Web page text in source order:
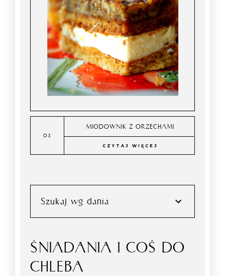
MIODOWNIK Z ORZECHAMI
CZYTAJ WIĘCEJ
Szukaj wg dania
ŚNIADANIA I COŚ DO
CHLEBA